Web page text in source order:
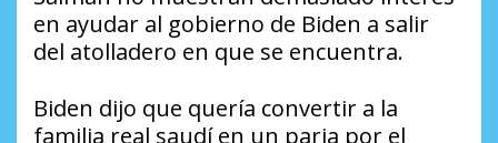
en ayudar al gobierno de Biden a salir
del atolladero en que se encuentra.
Biden dijo que quería convertir a la
familia real saudí en un paria por el